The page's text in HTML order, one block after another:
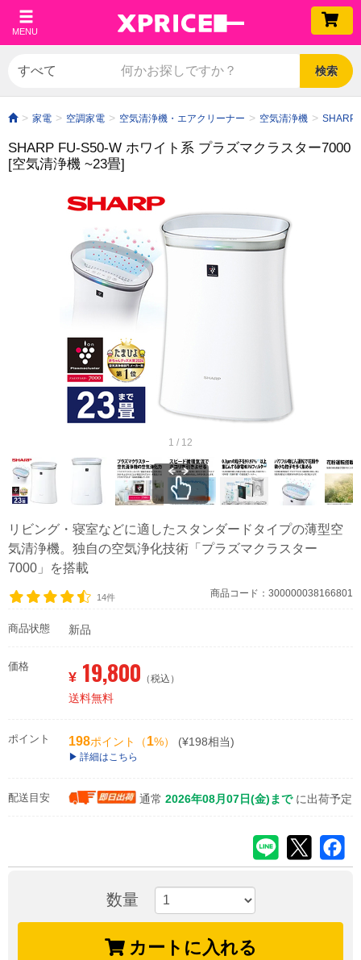
MENU
検索
家電 空調家電 空気清浄機・エアクリーナー 空気清浄機 SHARP
SHARP FU-S50-W ホワイト系 プラズマクラスター7000
[空気清浄機 ~23畳]
1 / 12
リビング・寝室などに適したスタンダードタイプの薄型空
気清浄機。独自の空気浄化技術「プラズマクラスター
7000」を搭載
14件 商品コード：300000038166801
商品状態 新品
価格
¥ 19,800 （税込）
送料無料
ポイント 198ポイント（1%） (¥198相当)
詳細はこちら
配送目安 通常 2026年08月07日(金)まで に出荷予定
数量
カートに入れる